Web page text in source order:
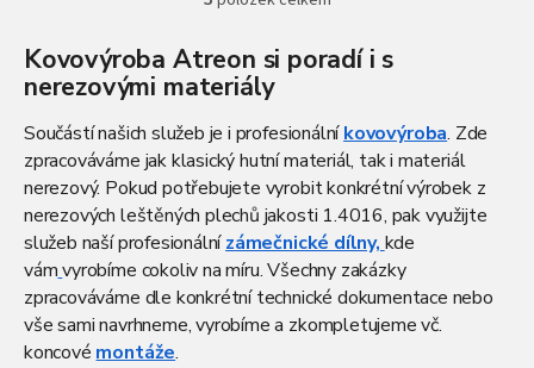
O
l
á
d
a
c
í
p
r
v
k
y
v
ý
Kovovýroba Atreon si poradí i s
nerezovými materiály
Součástí našich služeb je i profesionálníkovovýroba. Zde
zpracováváme jak klasický hutní materiál, tak i materiál
nerezový. Pokud potřebujete vyrobit konkrétní výrobek z
nerezových leštěných plechů jakosti 1.4016, pak využijte
služeb naší profesionálnízámečnické dílny, kde
vámvyrobíme cokoliv na míru.Všechny zakázky
zpracováváme dle konkrétní technické dokumentace nebo
vše sami navrhneme, vyrobíme a zkompletujeme vč.
koncové montáže.